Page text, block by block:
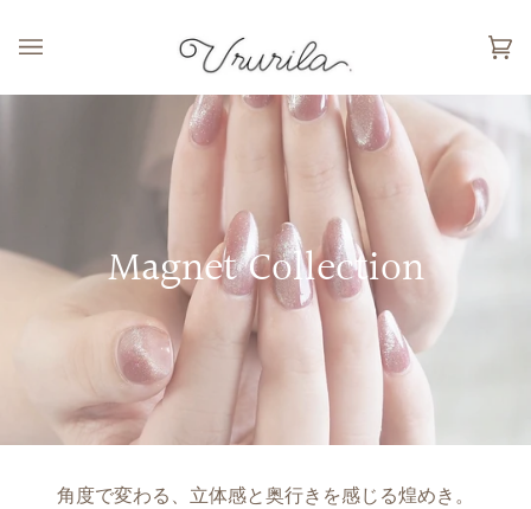
Magnet Collection
角度で変わる、 立体感と奥行きを感じる煌めき。